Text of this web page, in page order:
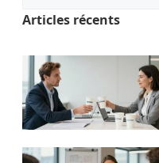
Articles récents